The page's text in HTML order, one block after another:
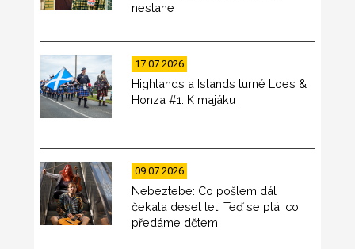
nestane
17.07.2026
Highlands a Islands turné Loes &
Honza #1: K majáku
09.07.2026
Nebeztebe: Co pošlem dál
čekala deset let. Teď se ptá, co
předáme dětem